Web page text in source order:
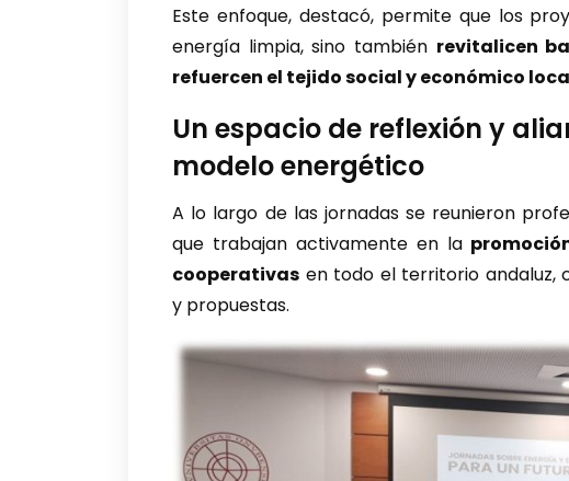
Este enfoque, destacó, permite que los
energía limpia, sino también revitalicen
refuercen el tejido social y económico
Un espacio de reflexión y
modelo energético
A lo largo de las jornadas se reunieron
que trabajan activamente en la
cooperativas en todo el territorio andaluz,
y propuestas.